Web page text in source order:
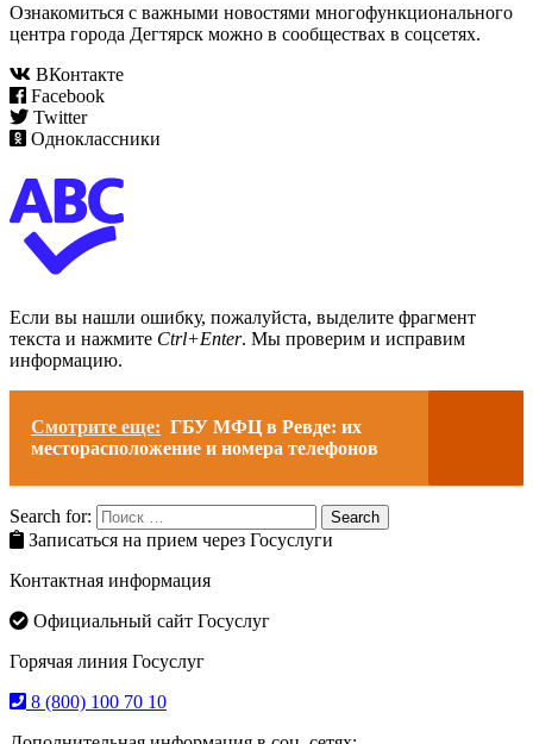
Ознакомиться с важными новостями многофункционального
центра города Дегтярск можно в сообществах в соцсетях.
ВКонтакте
Facebook
Twitter
Одноклассники
Если вы нашли ошибку, пожалуйста, выделите фрагмент
текста и нажмите Ctrl+Enter. Мы проверим и исправим
информацию.
Смотрите еще: ГБУ МФЦ в Ревде: их
месторасположение и номера телефонов
Search for: Search
Записаться на прием через Госуслуги
Контактная информация
Официальный сайт Госуслуг
Горячая линия Госуслуг
8 (800) 100 70 10